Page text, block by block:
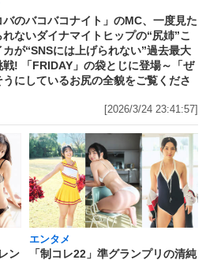
バのバコバコナイト」のMC、一度見た
れないダイナマイトヒップの“尻姉”こ
カが“SNSには上げられない”過去最大
戦! 「FRIDAY」の袋とじに登場～「ぜ
うにしているお尻の全貌をご覧くださ
[2026/3/24 23:41:57]
ン
エンタメ
「制コレ22」準グランプリの清純